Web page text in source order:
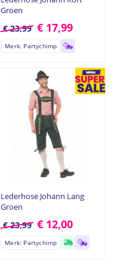
Groen
€23,99 € 17,99
Merk: Partychimp
Lederhose Johann Lang
Groen
€23,99 € 12,00
Merk: Partychimp